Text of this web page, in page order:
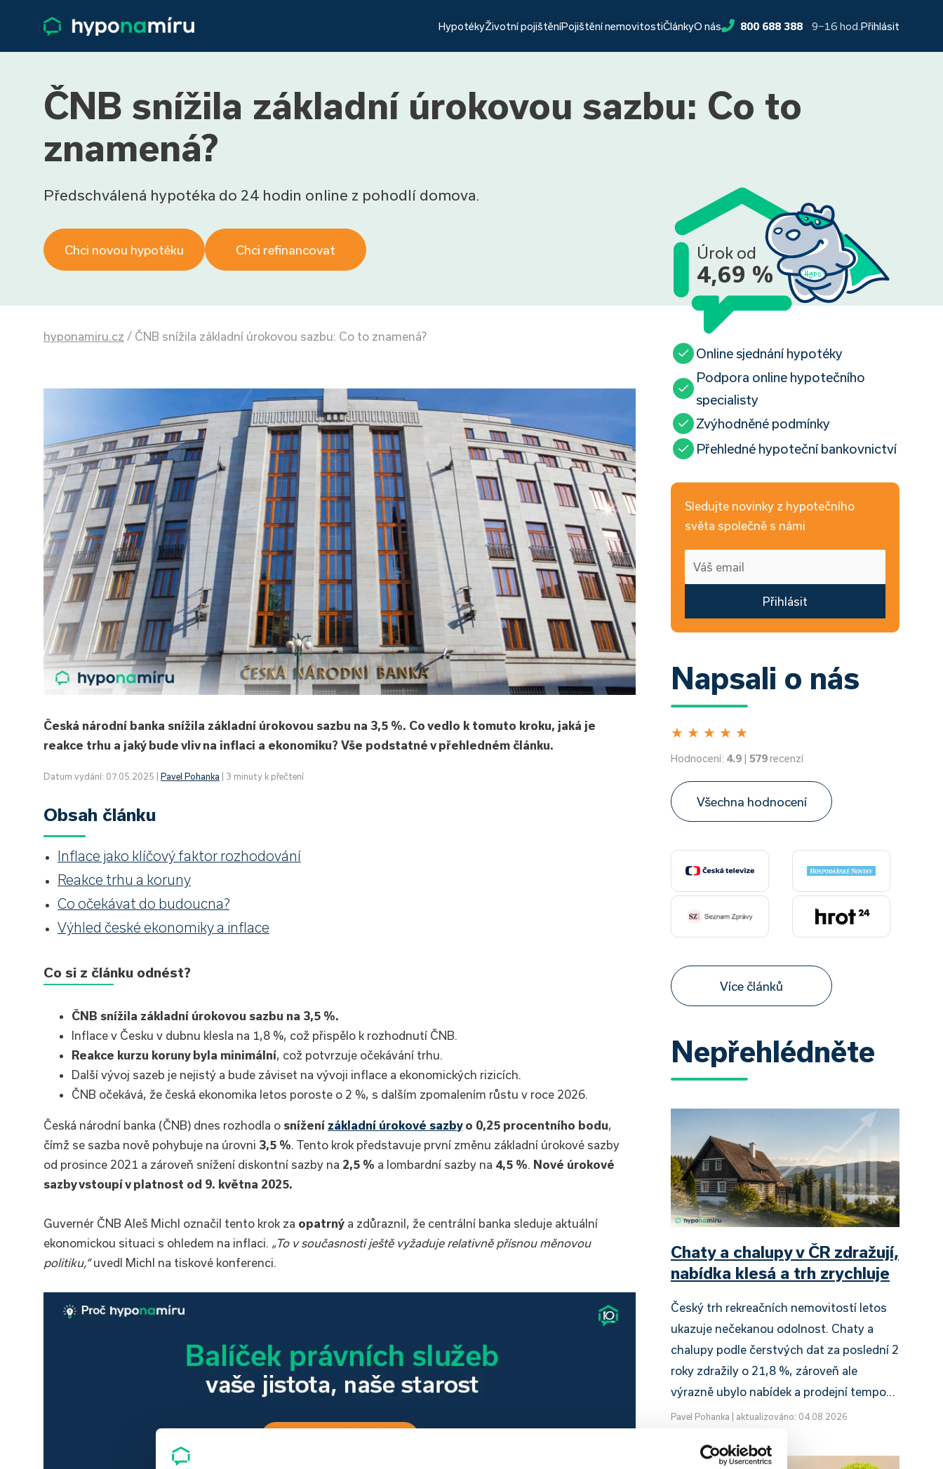
HypotékyŽivotní pojištěníPojištění nemovitostiČlánkyO nás 800 688 388 9−16 hod. Přihlásit
ČNB snížila základní úrokovou sazbu: Co to
znamená?
Předschválená hypotéka do 24 hodin online z pohodlí domova.
Chci novou hypotéku Chci refinancovat Úrok od
4,69 %
hyponamiru.cz / ČNB snížila základní úrokovou sazbu: Co to znamená?
Česká národní banka snížila základní úrokovou sazbu na 3,5 %. Co vedlo k tomuto kroku, jaká je
reakce trhu a jaký bude vliv na inflaci a ekonomiku? Vše podstatné v přehledném článku.
Datum vydání: 07.05.2025 | Pavel Pohanka | 3 minuty k přečtení
Obsah článku
Inflace jako klíčový faktor rozhodování
Reakce trhu a koruny
Co očekávat do budoucna?
Výhled české ekonomiky a inflace
Co si z článku odnést?
ČNB snížila základní úrokovou sazbu na 3,5 %.
Inflace v Česku v dubnu klesla na 1,8 %, což přispělo k rozhodnutí ČNB.
Reakce kurzu koruny byla minimální, což potvrzuje očekávání trhu.
Další vývoj sazeb je nejistý a bude záviset na vývoji inflace a ekonomických rizicích.
ČNB očekává, že česká ekonomika letos poroste o 2 %, s dalším zpomalením růstu v roce 2026.
Česká národní banka (ČNB) dnes rozhodla o snížení základní úrokové sazbyo 0,25 procentního bodu,
čímž se sazba nově pohybuje na úrovni 3,5 % . Tento krok představuje první změnu základní úrokové sazby
od prosince 2021 a zároveň snížení diskontní sazby na 2,5 % a lombardní sazby na 4,5 % Nové úrokové
sazby vstoupí v platnost od 9. května 2025.
Guvernér ČNB Aleš Michl označil tento krok za opatrný a zdůraznil, že centrální banka sleduje aktuální
ekonomickou situaci s ohledem na inflaci. „To v současnosti ještě vyžaduje relativně přísnou měnovou
politiku,“uvedl Michl na tiskové konferenci.
Online sjednání hypotéky
Podpora online hypotečního
specialisty
Zvýhodněné podmínky
Přehledné hypoteční bankovnictví
Sledujte novinky z hypotečního
světa společně s námi
Přihlásit
Napsali o nás
★ ★ ★ ★ ★
Hodnocení: 4.9 | 579recenzí
Všechna hodnocení
Více článků
Nepřehlédněte
Chaty a chalupy v ČR zdražují,
nabídka klesá a trh zrychluje
Český trh rekreačních nemovitostí letos
ukazuje nečekanou odolnost. Chaty a
chalupy podle čerstvých dat za poslední 2
roky zdražily o 21,8 %, zároveň ale
výrazně ubylo nabídek a prodejní tempo…
Pavel Pohanka aktualizováno: 04.08.2026